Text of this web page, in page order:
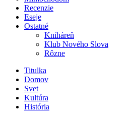
Recenzie
Eseje
Ostatné
Kniháreň
Klub Nového Slova
Rôzne
Titulka
Domov
Svet
Kultúra
História